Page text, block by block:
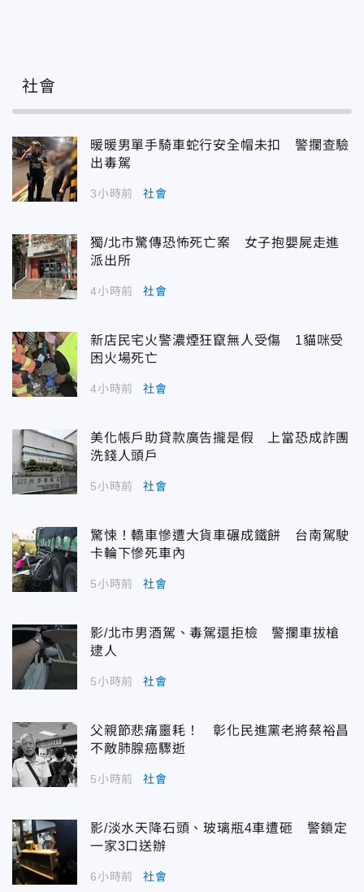
社會
暖暖男單手騎車蛇行安全帽未扣 警攔查驗
出毒駕
3小時前 社會
獨/北市驚傳恐怖死亡案 女子抱嬰屍走進
派出所
4小時前 社會
新店民宅火警濃煙狂竄無人受傷 1貓咪受
困火場死亡
4小時前 社會
美化帳戶助貸款廣告攏是假 上當恐成詐團
洗錢人頭戶
5小時前 社會
驚悚！轎車慘遭大貨車碾成鐵餅 台南駕駛
卡輪下慘死車內
5小時前 社會
影/北市男酒駕、毒駕還拒檢 警攔車拔槍
逮人
5小時前 社會
父親節悲痛噩耗！ 彰化民進黨老將蔡裕昌
不敵肺腺癌驟逝
5小時前 社會
影/淡水天降石頭、玻璃瓶4車遭砸 警鎖定
一家3口送辦
6小時前 社會